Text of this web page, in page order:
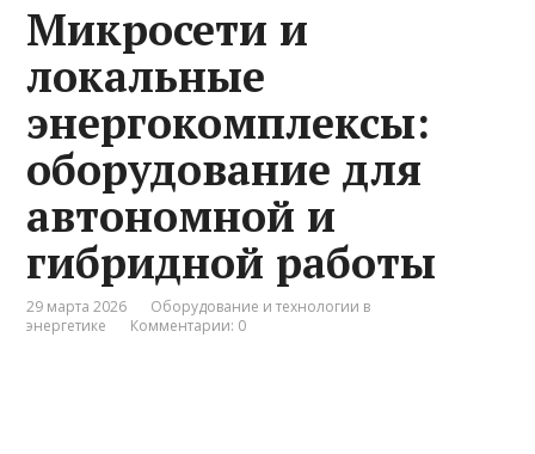
Микросети и
локальные
энергокомплексы:
оборудование для
автономной и
гибридной работы
29 марта 2026
Оборудование и технологии в
энергетике
Комментарии: 0